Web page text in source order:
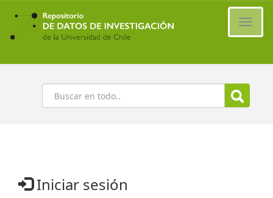
Ir
contenido
principal
Buscar
Iniciar sesión